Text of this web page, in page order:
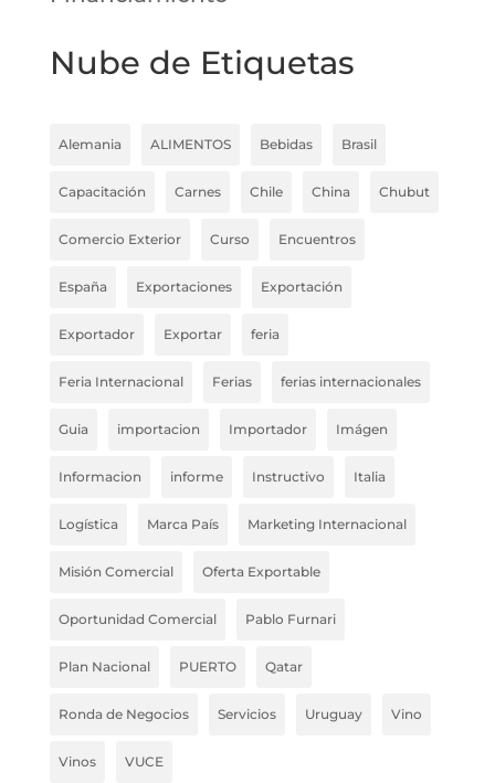
Nube de Etiquetas
Alemania ALIMENTOS Bebidas Brasil
Capacitación Carnes Chile China Chubut
Comercio Exterior Curso Encuentros
España Exportaciones Exportación
Exportador Exportar feria
Feria Internacional Ferias ferias internacionales
Guia importacion Importador Imágen
Informacion informe Instructivo Italia
Logística Marca País Marketing Internacional
Misión Comercial Oferta Exportable
Oportunidad Comercial Pablo Furnari
Plan Nacional PUERTO Qatar
Ronda de Negocios Servicios Uruguay Vino
Vinos VUCE